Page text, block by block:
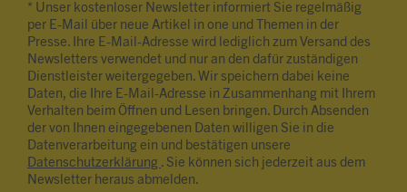
* Unser kostenloser Newsletter informiert Sie regelmäßig
per E-Mail über neue Artikel in one und Themen in der
Presse. Ihre E-Mail-Adresse wird lediglich zum Versand des
Newsletters verwendet und nur an den dafür zuständigen
Dienstleister weitergegeben. Wir speichern dabei keine
Daten, die Ihre E-Mail-Adresse in Zusammenhang mit Ihrem
Verhalten beim Öffnen und Lesen bringen. Durch Absenden
der von Ihnen eingegebenen Daten willigen Sie in die
Datenverarbeitung ein und bestätigen unsere
Datenschutzerklärung . Sie können sich jederzeit aus dem
Newsletter heraus abmelden.